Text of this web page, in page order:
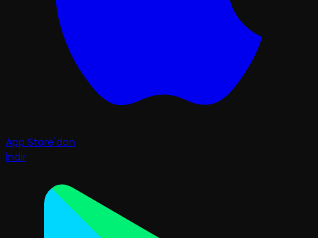
App Store'dan
İndir